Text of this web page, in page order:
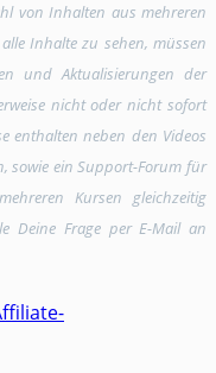
von Inhalten aus mehreren
Inhalte zu sehen, müssen
und Aktualisierungen der
nicht oder nicht sofort
enthalten neben den Videos
sowie ein Support-Forum für
Kursen gleichzeitig
Deine Frage per E-Mail an